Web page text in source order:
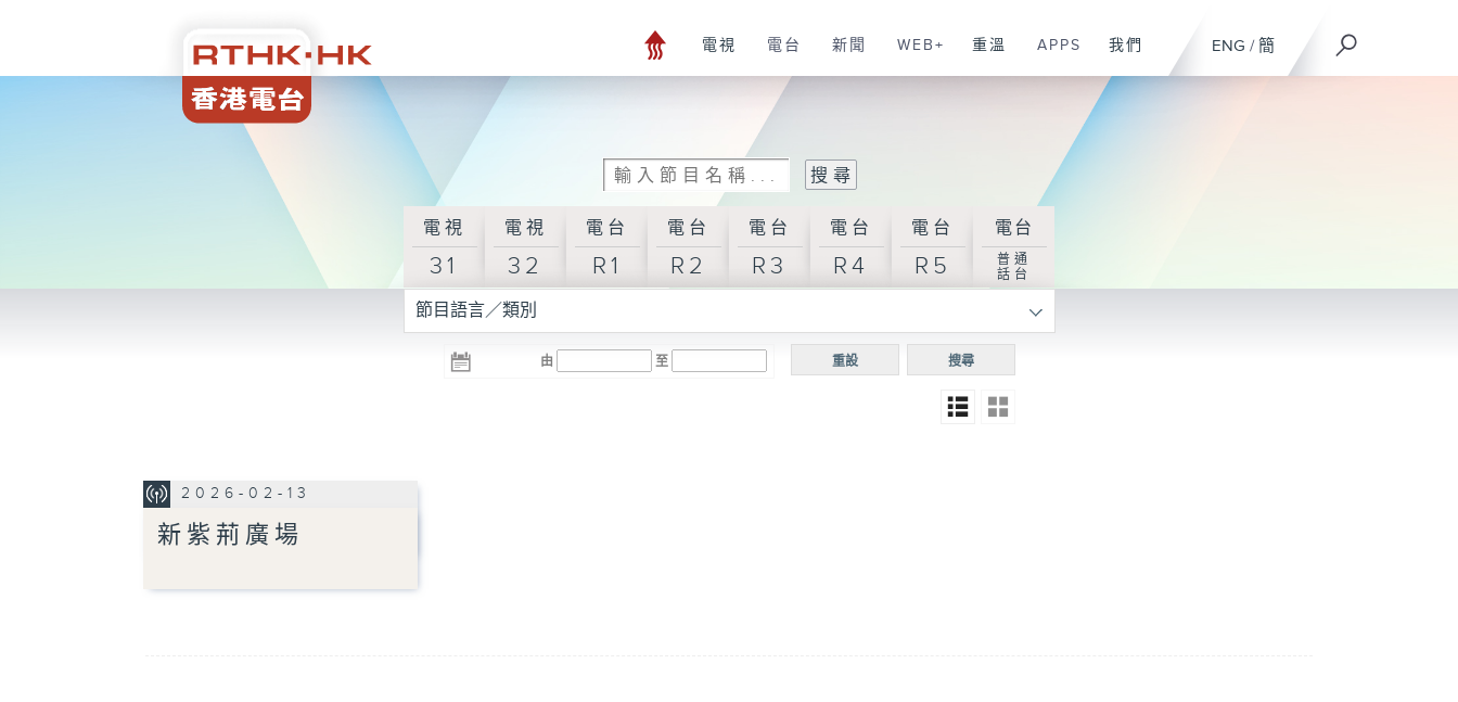
ENG / 簡
電視 電台 新聞 WEB+ 重溫 APPS 我們
電視
31
電視
32
電台
R1
電台
R2
電台
R3
電台
R4
電台
R5
電台
普通
話台
節目語言／類別
由 至 搜尋
重設
2026-02-13
新紫荊廣場